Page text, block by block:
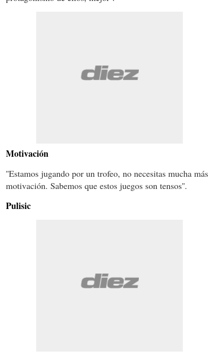
Motivación
''Estamos jugando por un trofeo, no necesitas mucha más
motivación. Sabemos que estos juegos son tensos''.
Pulisic